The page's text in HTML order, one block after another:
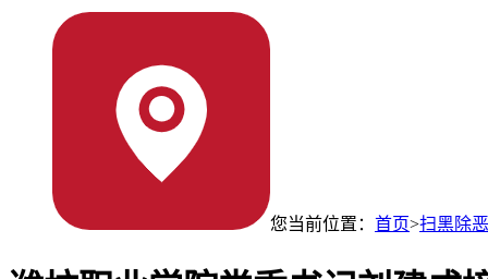
您当前位置： 首页>扫黑除恶